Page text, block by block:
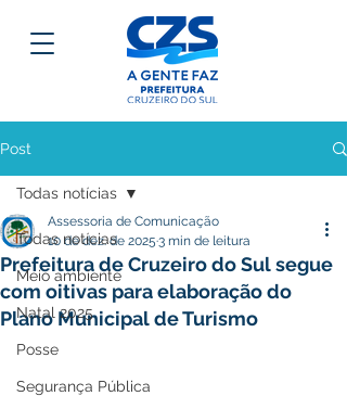
Post
Todas notícias
Meio ambiente
Natal 2025
Posse
Segurança Pública
Todas notícias
Prefeitura de Cruzeiro do Sul segue
com oitivas para elaboração do
Plano Municipal de Turismo
Assessoria de Comunicação
10 de dez. de 2025 3 min de leitura